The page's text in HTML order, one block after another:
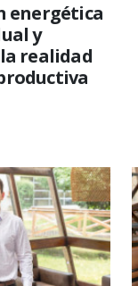
energética
y
realidad